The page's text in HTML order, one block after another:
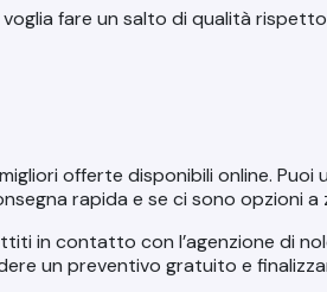
fare un salto di qualità
offerte disponibili online.
rapida e se ci sono opzioni a
in contatto con l’agenzione di
un preventivo gratuito e